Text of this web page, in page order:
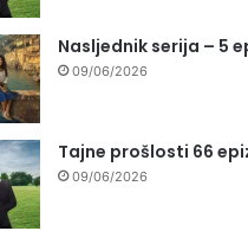
Nasljednik serija – 5
09/06/2026
Tajne prošlosti 66
09/06/2026